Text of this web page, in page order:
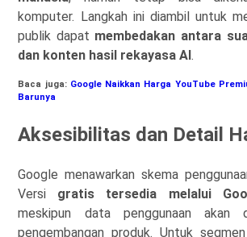
komputer. Langkah ini diambil untuk
publik dapat membedakan antara
dan konten hasil rekayasa AI.
Baca juga: Google Naikkan Harga YouTube
Barunya
Aksesibilitas dan Detail
Google menawarkan skema
Versi gratis tersedia melalui
meskipun data penggunaan akan
pengembangan produk. Untuk